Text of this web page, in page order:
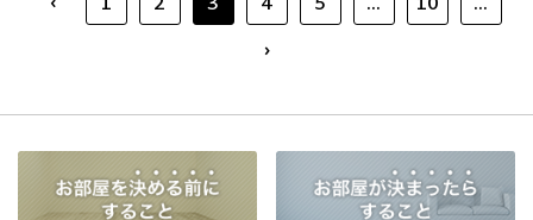
›